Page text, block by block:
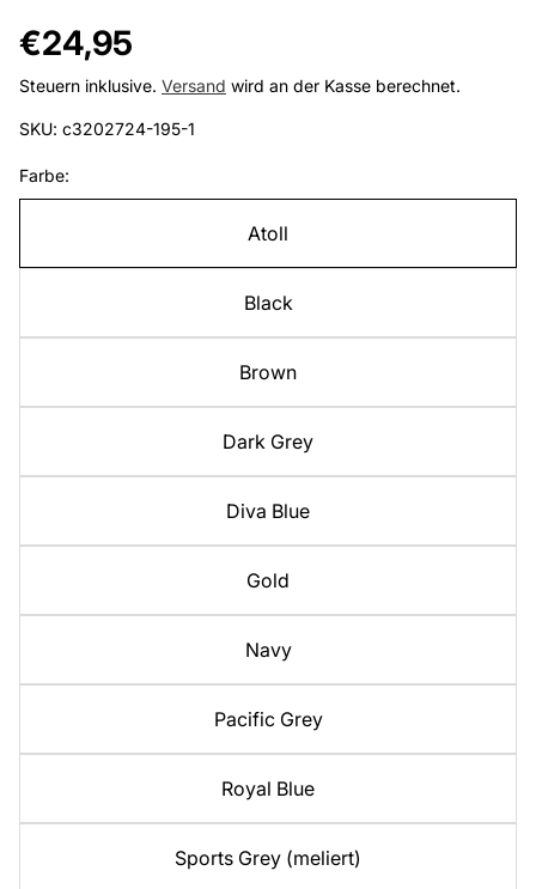
Regulärer
Preis
€24,95
Steuern inklusive. Versand wird an der Kasse berechnet.
SKU: c3202724-195-1
Farbe:
Atoll
Black
Brown
Dark Grey
Diva Blue
Gold
Navy
Pacific Grey
Royal Blue
Sports Grey (meliert)